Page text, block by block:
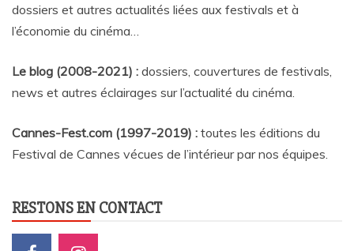
dossiers et autres actualités liées aux festivals et à
l’économie du cinéma…
Le blog (2008-2021) : dossiers, couvertures de festivals,
news et autres éclairages sur l’actualité du cinéma
Cannes-Fest.com (1997-2019) : toutes les éditions du
Festival de Cannes vécues de l’intérieur par nos équipes.
RESTONS EN CONTACT